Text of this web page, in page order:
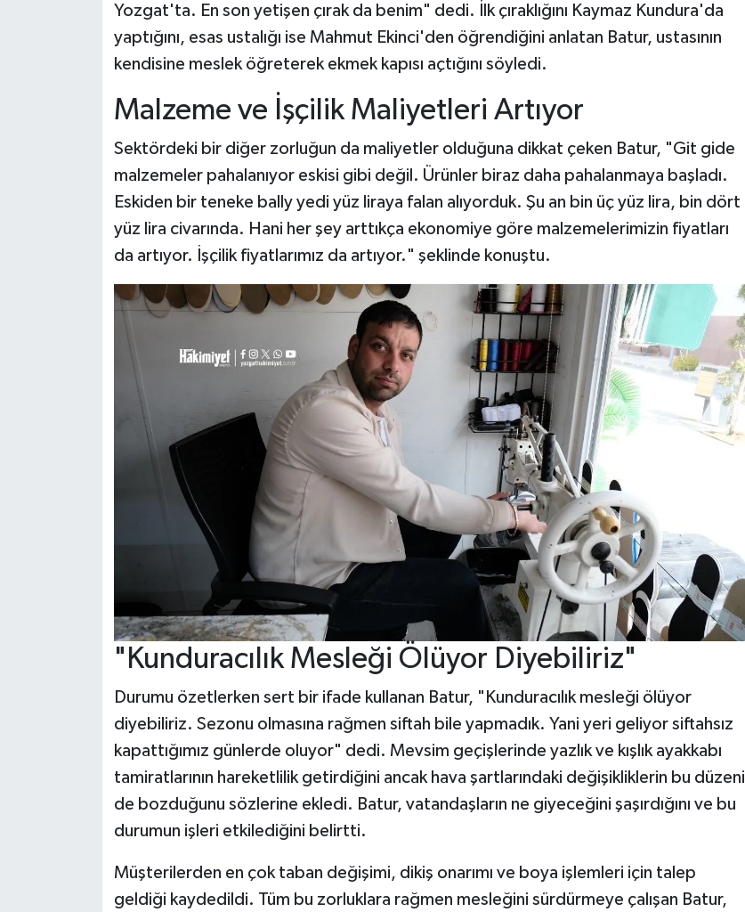
Yozgat'ta. En son yetişen çırak da benim" dedi. İlk çıraklığını Kaymaz Kundura'da
yaptığını, esas ustalığı ise Mahmut Ekinci'den öğrendiğini anlatan Batur, ustasının
kendisine meslek öğreterek ekmek kapısı açtığını söyledi.
Malzeme ve İşçilik Maliyetleri Artıyor
Sektördeki bir diğer zorluğun da maliyetler olduğuna dikkat çeken Batur, "Git gide
malzemeler pahalanıyor eskisi gibi değil. Ürünler biraz daha pahalanmaya başladı.
Eskiden bir teneke bally yedi yüz liraya falan alıyorduk. Şu an bin üç yüz lira, bin dört
yüz lira civarında. Hani her şey arttıkça ekonomiye göre malzemelerimizin fiyatları
da artıyor. İşçilik fiyatlarımız da artıyor." şeklinde konuştu.
"Kunduracılık Mesleği Ölüyor Diyebiliriz"
Durumu özetlerken sert bir ifade kullanan Batur, "Kunduracılık mesleği ölüyor
diyebiliriz. Sezonu olmasına rağmen siftah bile yapmadık. Yani yeri geliyor siftahsız
kapattığımız günlerde oluyor" dedi. Mevsim geçişlerinde yazlık ve kışlık ayakkabı
tamiratlarının hareketlilik getirdiğini ancak hava şartlarındaki değişikliklerin bu düzeni
de bozduğunu sözlerine ekledi. Batur, vatandaşların ne giyeceğini şaşırdığını ve bu
durumun işleri etkilediğini belirtti.
Müşterilerden en çok taban değişimi, dikiş onarımı ve boya işlemleri için talep
geldiği kaydedildi. Tüm bu zorluklara rağmen mesleğini sürdürmeye çalışan Batur,